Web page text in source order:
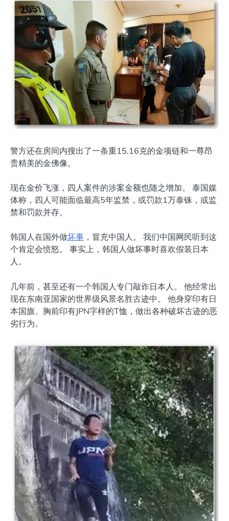
警方还在房间内搜出了一条重15.16克的金项链和一尊昂
贵精美的金佛像。
现在金价飞涨，四人案件的涉案金额也随之增加。 泰国媒
体称，四人可能面临最高5年监禁，或罚款1万泰铢，或监
禁和罚款并存。
韩国人在国外做坏事 ，冒充中国人。 我们中国网民听到这
个肯定会愤怒。 事实上，韩国人做坏事时喜欢假装日本
人。
几年前，甚至还有一个韩国人专门敲诈日本人。 他经常出
现在东南亚国家的世界级风景名胜古迹中。 他身穿印有日
本国旗、胸前印有JPN字样的T恤，做出各种破坏古迹的恶
劣行为。